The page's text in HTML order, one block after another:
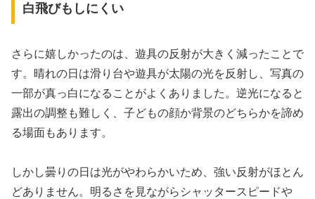
白飛びもしにくい
さらに嬉しかったのは、遊具の反射が大きく減ったことで
す。晴れの日は滑り台や遊具が太陽の光を反射し、写真の
一部が真っ白になることがよくありました。逆光になると
露出の調整も難しく、子どもの顔か背景のどちらかを諦め
る場面もあります。
しかし曇りの日は光がやわらかいため、強い反射がほとん
どありません。明るさを見ながらシャッタースピードや